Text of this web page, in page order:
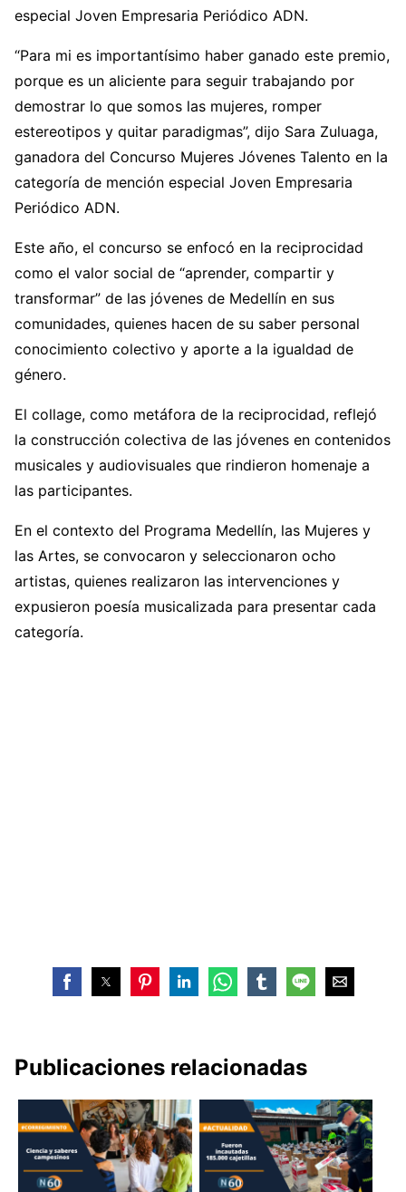
especial Joven Empresaria Periódico ADN.
“Para mi es importantísimo haber ganado este premio,
porque es un aliciente para seguir trabajando por
demostrar lo que somos las mujeres, romper
estereotipos y quitar paradigmas”, dijo Sara Zuluaga,
ganadora del Concurso Mujeres Jóvenes Talento en la
categoría de mención especial Joven Empresaria
Periódico ADN.
Este año, el concurso se enfocó en la reciprocidad
como el valor social de “aprender, compartir y
transformar” de las jóvenes de Medellín en sus
comunidades, quienes hacen de su saber personal
conocimiento colectivo y aporte a la igualdad de
género.
El collage, como metáfora de la reciprocidad, reflejó
la construcción colectiva de las jóvenes en contenidos
musicales y audiovisuales que rindieron homenaje a
las participantes.
En el contexto del Programa Medellín, las Mujeres y
las Artes, se convocaron y seleccionaron ocho
artistas, quienes realizaron las intervenciones y
expusieron poesía musicalizada para presentar cada
categoría.
Publicaciones relacionadas